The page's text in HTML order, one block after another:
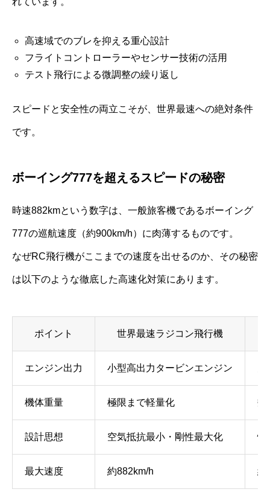
高速域でのブレを抑える重心設計
フライトコントローラーやセンサー技術の活用
テスト飛行による微調整の繰り返し
スピードと安全性の両立こそが、世界最速への絶対条件
です。
ボーイング777を超えるスピードの秘密
時速882kmという数字は、一般旅客機であるボーイング
777の巡航速度（約900km/h）に肉薄するものです。
なぜRC飛行機がここまでの速度を出せるのか、その秘密
は以下のような徹底した高速化対策にあります。
ポイント 世界最速ラジコン飛行機
エンジン出力 小型高出力タービンエンジン
機体重量 極限まで軽量化 数
設計思想 空気抵抗最小・剛性最大化 快
最大速度 約882km/h 約